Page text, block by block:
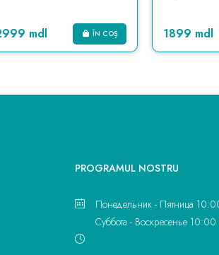
mdl ÎN COȘ 1899 mdl
PROGRAMUL NOSTRU
Понедельник - Пятница
Суббота - Воскресенье